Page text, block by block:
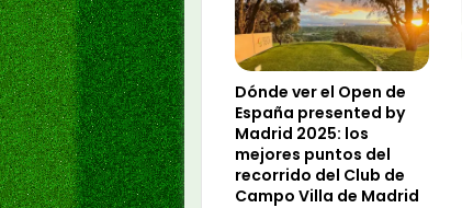
Dónde ver el Open de
España presented by
Madrid 2025: los
mejores puntos del
recorrido del Club de
Campo Villa de Madrid